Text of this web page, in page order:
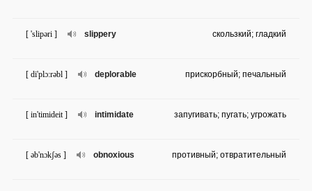
slippery
[ 'slipəri ] скользкий; гладкий
deplorable
[ di'plɔ:rəbl ] прискорбный; печальный
intimidate
[ in'timideit ] запугивать; пугать; угрожать
obnoxious
[ əb'nɔkʃəs ] противный; отвратительный